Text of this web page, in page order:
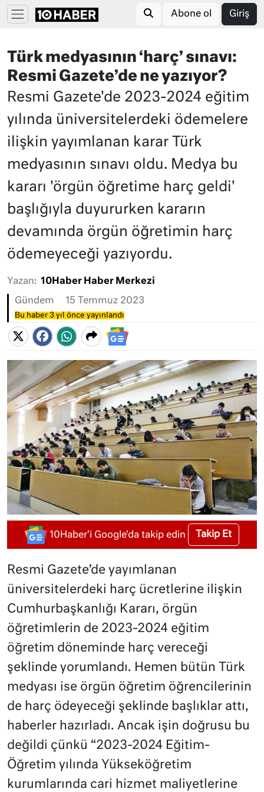
Abone ol Giriş
Türk medyasının ‘harç’ sınavı:
Resmi Gazete’de ne yazıyor?
Resmi Gazete'de 2023-2024 eğitim
yılında üniversitelerdeki ödemelere
ilişkin yayımlanan karar Türk
medyasının sınavı oldu. Medya bu
kararı 'örgün öğretime harç geldi'
başlığıyla duyururken kararın
devamında örgün öğretimin harç
ödemeyeceği yazıyordu.
Yazan: 10Haber Haber Merkezi
Gündem 15 Temmuz 2023
Bu haber 3 yıl önce yayınlandı
10Haber'i Google'da takip edin Takip Et
Resmi Gazete’de yayımlanan
üniversitelerdeki harç ücretlerine ilişkin
Cumhurbaşkanlığı Kararı, örgün
öğretimlerin de 2023-2024 eğitim
öğretim döneminde harç vereceği
şeklinde yorumlandı. Hemen bütün Türk
medyası ise örgün öğretim öğrencilerinin
de harç ödeyeceği şeklinde başlıklar attı,
haberler hazırladı. Ancak işin doğrusu bu
değildi çünkü “2023-2024 Eğitim-
Öğretim yılında Yükseköğretim
kurumlarında cari hizmet maliyetlerine